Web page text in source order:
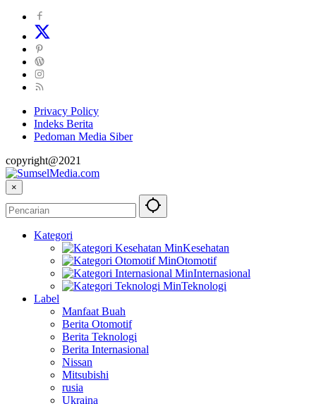
Privacy Policy
Indeks Berita
Pedoman Media Siber
copyright@2021
×
Kategori
Kesehatan
Otomotif
Internasional
Teknologi
Label
Manfaat Buah
Berita Otomotif
Berita Teknologi
Berita Internasional
Nissan
Mitsubishi
rusia
Ukraina